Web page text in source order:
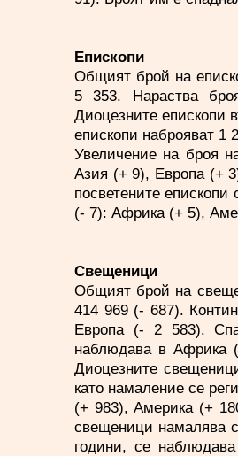
Епископи
Общият брой на
5 353. Нараства
Диоцезните епископи
епископи наброяват 1
Увеличение на броя
Азия (+ 9), Европа (+
посветените
(- 7): Африка (+ 5),
Свещеници
Общият брой на
414 969 (- 687).
Европа (- 2 583).
наблюдава в Африка
Диоцезните
като намаление се
(+ 983), Америка (+
свещеници намалява
години, се